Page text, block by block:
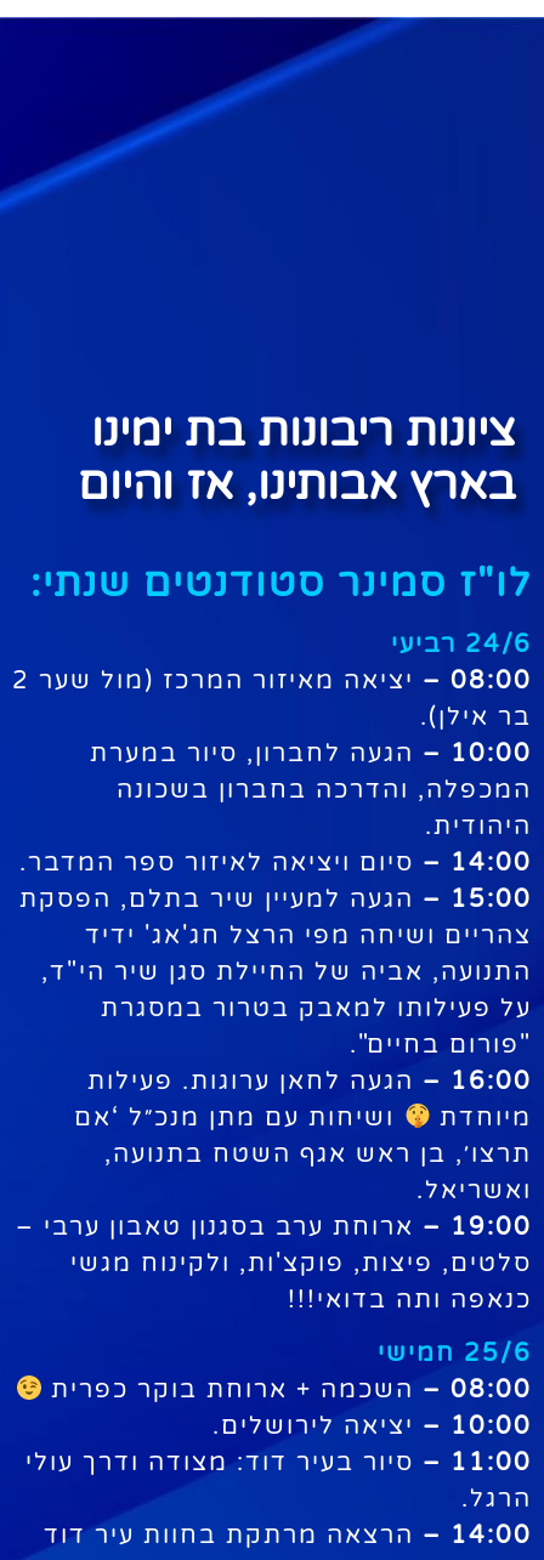
ציונות ריבונות בת ימינו
בארץ אבותינו, אז והיום
לו"ז סמינר סטודנטים שנתי:
24/6 רביעי
08:00 –
יציאה מאיזור המרכז (מול שער 2
בר אילן).
10:00 –
הגעה לחברון, סיור במערת
המכפלה, והדרכה בחברון בשכונה
היהודית.
14:00 –
סיום ויציאה לאיזור ספר המדבר.
15:00 –
הגעה למעיין שיר בתלם, הפסקת
צהריים ושיחה מפי הרצל חג'אג' ידיד
התנועה, אביה של החיילת סגן שיר הי"ד,
על פעילותו למאבק בטרור במסגרת
"פורום בחיים".
16:00 –
הגעה לחאן ערוגות. פעילות
מיוחדת
ושיחות עם מתן מנכ״ל ‘אם
תרצו׳, בן ראש אגף השטח בתנועה,
ואשריאל.
19:00 –
ארוחת ערב בסגנון טאבון ערבי –
סלטים, פיצות, פוקצ'ות, ולקינוח מגשי
כנאפה ותה בדואי!!!
25/6 חמישי
08:00 –
השכמה + ארוחת בוקר כפרית
10:00 –
יציאה לירושלים.
11:00 –
סיור בעיר דוד: מצודה ודרך עולי
הרגל.
14:00 –
הרצאה מרתקת בחוות עיר דוד